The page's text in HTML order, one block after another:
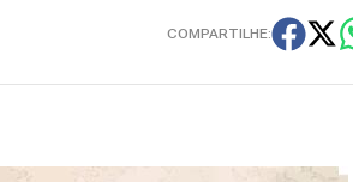
COMPARTILHE: